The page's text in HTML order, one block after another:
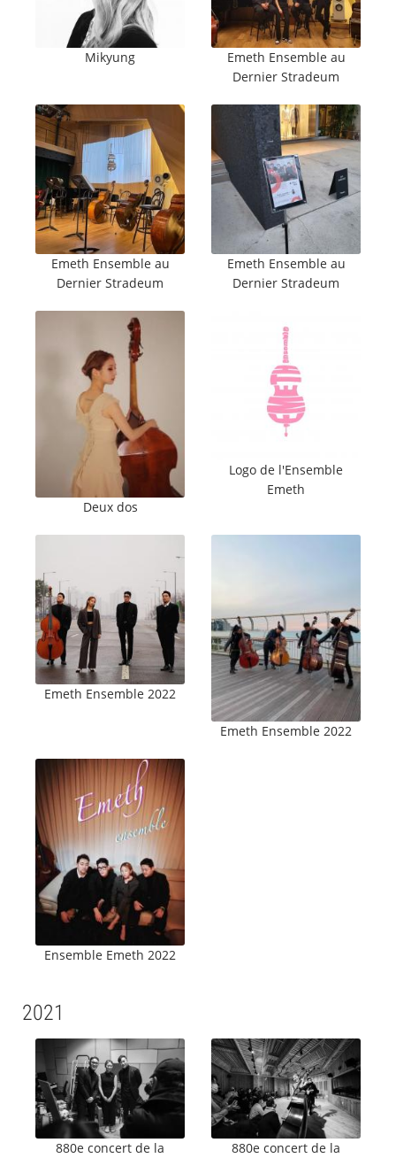
Mikyung
Emeth Ensemble au
Dernier Stradeum
Emeth Ensemble au
Dernier Stradeum
Emeth Ensemble au
Dernier Stradeum
Deux dos
Logo de l'Ensemble
Emeth
Emeth Ensemble 2022
Emeth Ensemble 2022
Ensemble Emeth 2022
2021
880e concert de la 880e concert de la